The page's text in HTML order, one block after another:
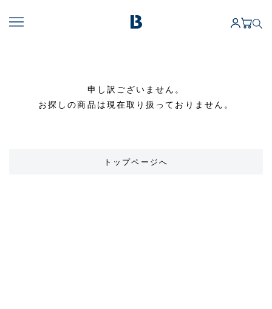
申し訳ございません。
お探しの商品は現在取り扱っておりません。
トップページへ